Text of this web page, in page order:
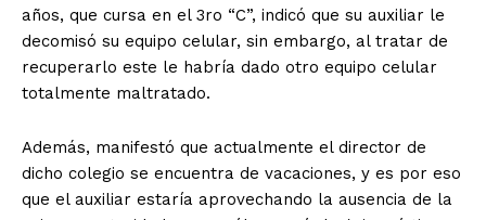
años, que cursa en el 3ro “C”, indicó que su auxiliar le
decomisó su equipo celular, sin embargo, al tratar de
recuperarlo este le habría dado otro equipo celular
totalmente maltratado.
Además, manifestó que actualmente el director de
dicho colegio se encuentra de vacaciones, y es por eso
que el auxiliar estaría aprovechando la ausencia de la